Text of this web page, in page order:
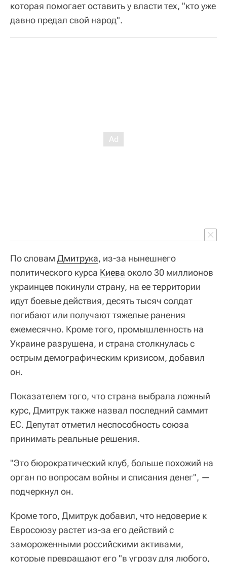
которая помогает оставить у власти тех, "кто уже
давно предал свой народ".
По словам Дмитрука, из-за нынешнего
политического курса Киева около 30 миллионов
украинцев покинули страну, на ее территории
идут боевые действия, десять тысяч солдат
погибают или получают тяжелые ранения
ежемесячно. Кроме того, промышленность на
Украине разрушена, и страна столкнулась с
острым демографическим кризисом, добавил
он.
Показателем того, что страна выбрала ложный
курс, Дмитрук также назвал последний саммит
ЕС. Депутат отметил неспособность союза
принимать реальные решения.
"Это бюрократический клуб, больше похожий на
орган по вопросам войны и списания денег", —
подчеркнул он.
Кроме того, Дмитрук добавил, что недоверие к
Евросоюзу растет из-за его действий с
замороженными российскими активами,
которые превращают его "в угрозу для любого,